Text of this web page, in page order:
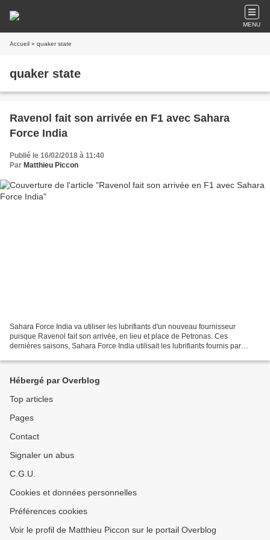
MENU
Accueil » quaker state
quaker state
Ravenol fait son arrivée en F1 avec Sahara
Force India
Publié le 16/02/2018 à 11:40
Par Matthieu Piccon
Sahara Force India va utiliser les lubrifiants d'un nouveau fournisseur
puisque Ravenol fait son arrivée, en lieu et place de Petronas. Ces
dernières saisons, Sahara Force India utilisait les lubrifiants fournis par
Hébergé par Overblog
Top articles
Pages
Contact
Signaler un abus
C.G.U.
Cookies et données personnelles
Préférences cookies
Voir le profil de Matthieu Piccon sur le portail Overblog